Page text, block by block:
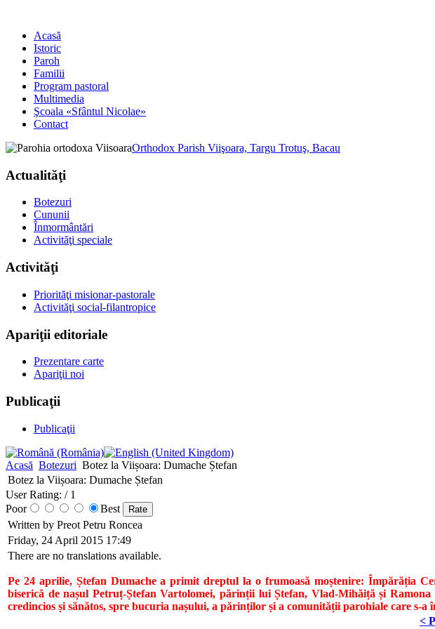
Acasă
Istoric
Paroh
Familii
Program pastoral
Multimedia
Şcoala «Sfântul Nicolae»
Contact
Orthodox Parish Viişoara, Targu Trotuş, Bacau
Actualităţi
Botezuri
Cununii
Înmormântări
Activităţi speciale
Activităţi
Priorităţi misionar-pastorale
Activităţi social-filantropice
Apariţii editoriale
Prezentare carte
Apariţii noi
Publicaţii
Publicaţii
Acasă Botezuri Botez la Viișoara: Dumache Ștefan
Botez la Viișoara: Dumache Ștefan
User Rating: / 1
Poor
Best
Written by Preot Petru Roncea
Friday, 24 April 2015 17:49
There are no translations available.
Pe 24 aprilie, Ștefan Dumache a primit dreptul la o frumoasă moștenire: Împărăția
biserică de nașul Petruț-Ștefan Vartolomei, părinții lui Ștefan, Vlad-Mihăiță și
credincios și sănătos, spre bucuria nașului, a părinților și a comunității parohiale care s-
<